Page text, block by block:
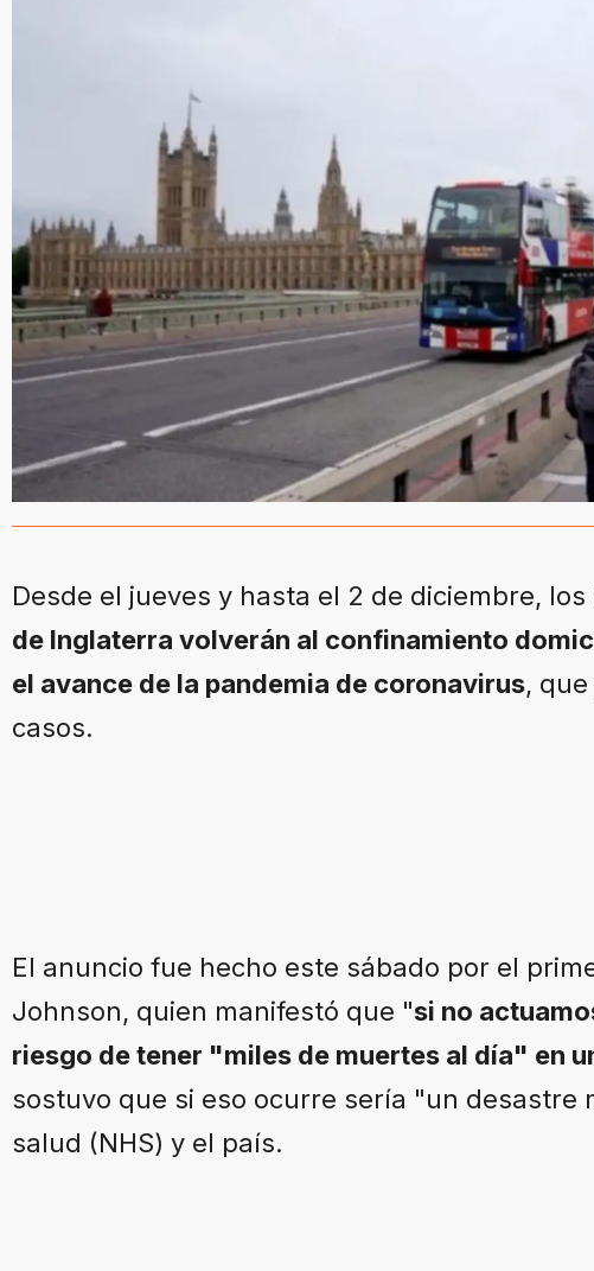
Desde el jueves y hasta el 2 de diciembre, los
de Inglaterra volverán al confinamiento
el avance de la pandemia de coronavirus,
casos.
El anuncio fue hecho este sábado por el
Johnson, quien manifestó que "si no
riesgo de tener "miles de muertes al día" en
sostuvo que si eso ocurre sería "un desastre
salud (NHS) y el país.